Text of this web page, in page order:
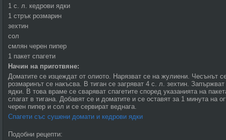
1 с. л. кедрови ядки
1 стрък розмарин
зехтин
сол
смлян черен пипер
1 пакет спагети
Начин на приготвяне:
Доматите се изцеждат от олиото. Нарязват се на жулиени. Чесънът
розмаринът се накъсва. В тиган се загряват 4 с. л. зехтин.
ядки. В това враме се сваряват спагетите според указанията на
слагат в тигана. Добавят се и доматите и се оставят за 1 минута на
черен пипер и сол и се сервират веднага.
Спагети със сушени домати и кедрови ядки
Подобни рецепти: